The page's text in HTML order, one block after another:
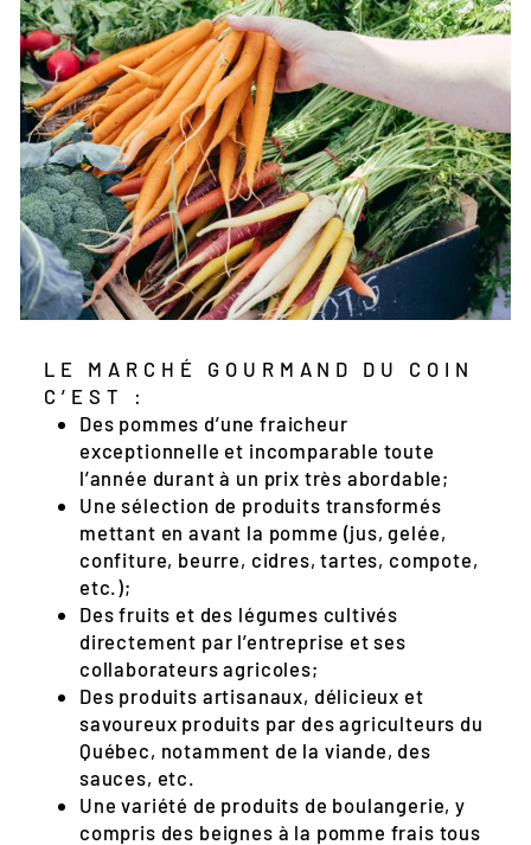
LE MARCHÉ GOURMAND DU COIN
C’EST :
Des pommes d’une fraicheur
exceptionnelle et incomparable toute
l’année durant à un prix très abordable;
Une sélection de produits transformés
mettant en avant la pomme (jus, gelée,
confiture, beurre, cidres, tartes, compote,
etc.);
Des fruits et des légumes cultivés
directement par l’entreprise et ses
collaborateurs agricoles;
Des produits artisanaux, délicieux et
savoureux produits par des agriculteurs du
Québec, notamment de la viande, des
sauces, etc.
Une variété de produits de boulangerie, y
compris des beignes à la pomme frais tous